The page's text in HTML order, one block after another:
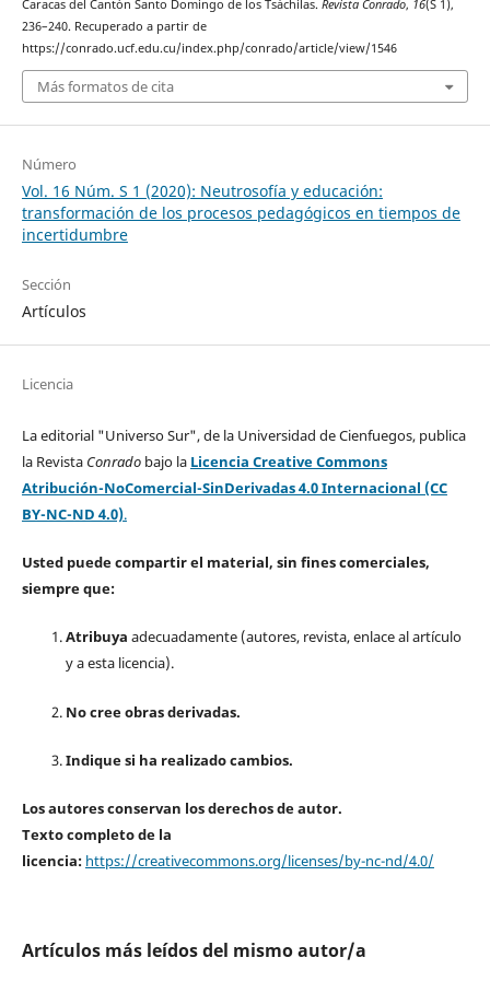
Caracas del Cantón Santo Domingo de los Tsáchilas. Revista Conrado, 16(S 1),
236–240. Recuperado a partir de
https://conrado.ucf.edu.cu/index.php/conrado/article/view/1546
Más formatos de cita
Número
Vol. 16 Núm. S 1 (2020): Neutrosofía y educación:
transformación de los procesos pedagógicos en tiempos de
incertidumbre
Sección
Artículos
Licencia
La editorial "Universo Sur", de la Universidad de Cienfuegos, publica
la Revista Conradobajo la Licencia Creative Commons
Atribución-NoComercial-SinDerivadas 4.0 Internacional (CC
BY-NC-ND 4.0).
Usted puede compartir el material, sin fines comerciales,
siempre que:
Atribuya adecuadamente (autores, revista, enlace al artículo
y a esta licencia).
No cree obras derivadas.
Indique si ha realizado cambios.
Los autores conservan los derechos de autor.
Texto completo de la
licencia: https://creativecommons.org/licenses/by-nc-nd/4.0/
Artículos más leídos del mismo autor/a